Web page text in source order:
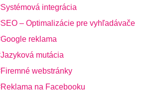
Systémová integrácia
SEO – Optimalizácie pre vyhľadávače
Google reklama
Jazyková mutácia
Firemné webstránky
Reklama na Facebooku